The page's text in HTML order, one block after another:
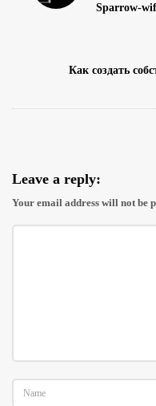
Sparrow-
Как создать
Leave a reply:
Your email address will not be